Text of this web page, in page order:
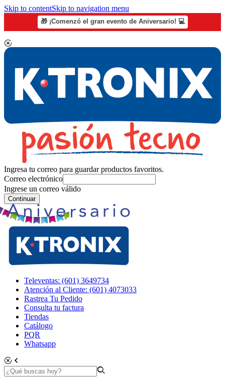
Skip to contentSkip to navigation menu
🎁 ¡Comenzó el gran evento de Aniversario! 💻
Ingresa tu correo para guardar productos favoritos.
Correo electrónico
Ingrese un correo válido
Continuar
Televentas: (601) 3649734
Atención al Cliente: (601) 4073033
Rastrea Tu Pedido
Consulta tu factura
Tiendas
Catálogo
PQR
Whatsapp